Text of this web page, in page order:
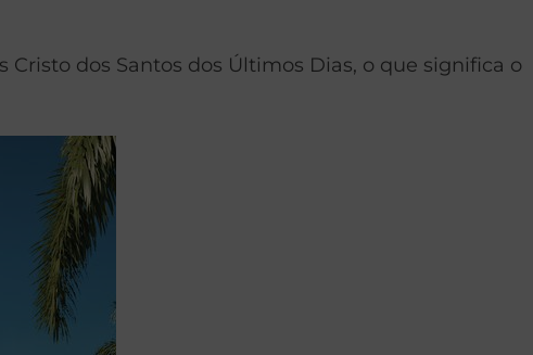
dos Santos dos Últimos Dias, o que significa o